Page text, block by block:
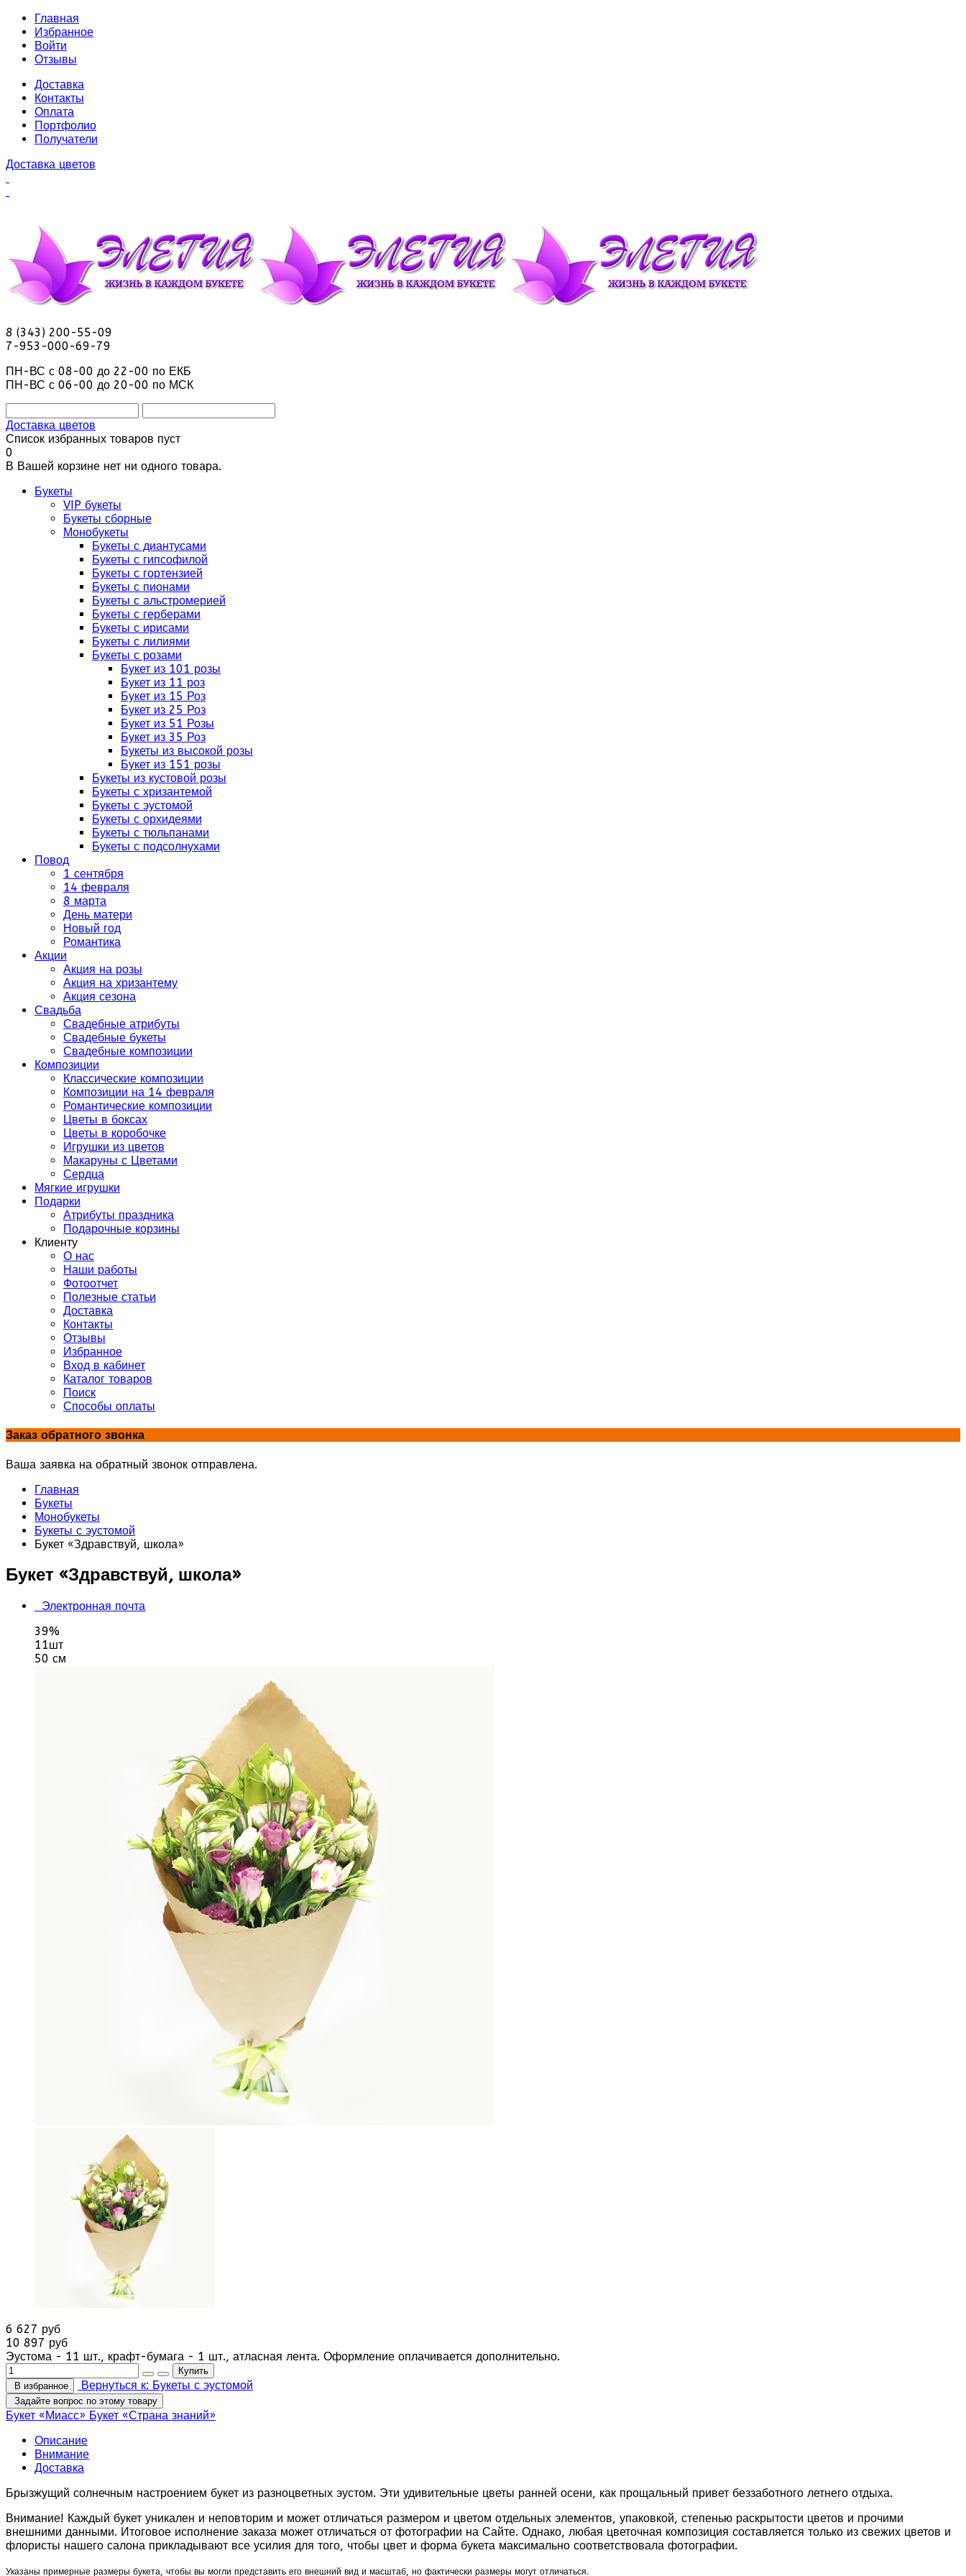
Главная
Избранное
Войти
Отзывы
Доставка
Контакты
Оплата
Портфолио
Получатели
Доставка цветов
8 (343) 200-55-09
7-953-000-69-79
ПН-ВС с 08-00 до 22-00 по ЕКБ
ПН-ВС с 06-00 до 20-00 по МСК
Доставка цветов
Список избранных товаров пуст
0
В Вашей корзине нет ни одного товара.
Букеты
VIP букеты
Букеты сборные
Монобукеты
Букеты с диантусами
Букеты с гипсофилой
Букеты с гортензией
Букеты с пионами
Букеты с альстромерией
Букеты с герберами
Букеты с ирисами
Букеты с лилиями
Букеты с розами
Букет из 101 розы
Букет из 11 роз
Букет из 15 Роз
Букет из 25 Роз
Букет из 51 Розы
Букет из 35 Роз
Букеты из высокой розы
Букет из 151 розы
Букеты из кустовой розы
Букеты с хризантемой
Букеты с эустомой
Букеты с орхидеями
Букеты с тюльпанами
Букеты с подсолнухами
Повод
1 сентября
14 февраля
8 марта
День матери
Новый год
Романтика
Акции
Акция на розы
Акция на хризантему
Акция сезона
Свадьба
Свадебные атрибуты
Свадебные букеты
Свадебные композиции
Композиции
Классические композиции
Композиции на 14 февраля
Романтические композиции
Цветы в боксах
Цветы в коробочке
Игрушки из цветов
Макаруны с Цветами
Сердца
Мягкие игрушки
Подарки
Атрибуты праздника
Подарочные корзины
Клиенту
О нас
Наши работы
Фотоотчет
Полезные статьи
Доставка
Контакты
Отзывы
Избранное
Вход в кабинет
Каталог товаров
Поиск
Способы оплаты
Заказ обратного звонка
Ваша заявка на обратный звонок отправлена.
Главная
Букеты
Монобукеты
Букеты с эустомой
Букет «Здравствуй, школа»
Букет «Здравствуй, школа»
Электронная почта
39%
11шт
50 см
6 627 руб
10 897 руб
Эустома - 11 шт., крафт-бумага - 1 шт., атласная лента. Оформление оплачивается дополнительно.
В избранное Вернуться к: Букеты с эустомой
Задайте вопрос по этому товару
Букет «Миасс» Букет «Страна знаний»
Описание
Внимание
Доставка
Брызжущий солнечным настроением букет из разноцветных эустом. Эти удивительные цветы ранней осени, как прощальный привет беззаботного летнего отдыха.
Внимание! Каждый букет уникален и неповторим и может отличаться размером и цветом отдельных элементов, упаковкой, степенью раскрытости цветов и прочими
внешними данными. Итоговое исполнение заказа может отличаться от фотографии на Сайте. Однако, любая цветочная композиция составляется только из свежих цветов и
флористы нашего салона прикладывают все усилия для того, чтобы цвет и форма букета максимально соответствовала фотографии.
Указаны примерные размеры букета, чтобы вы могли представить его внешний вид и масштаб, но фактически размеры могут отличаться.